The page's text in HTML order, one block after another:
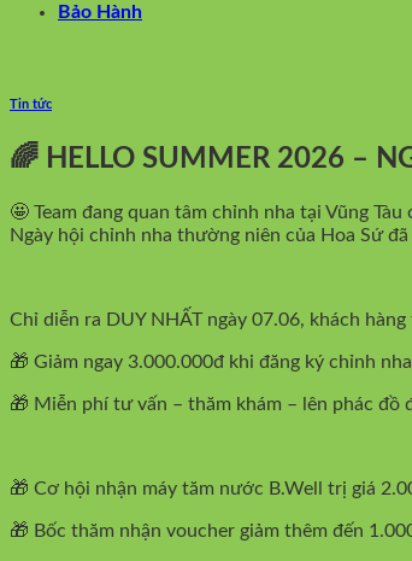
Bảo Hành
Tin tức
🌈 HELLO SUMMER 2026 –
🤩 Team đang quan tâm chỉnh nha tại Vũng Tàu
Ngày hội chỉnh nha thường niên của Hoa Sứ
Chỉ diễn ra DUY NHẤT ngày 07.06, khách
🎁 Giảm ngay 3.000.000đ khi đăng ký chỉnh
🎁 Miễn phí tư vấn – thăm khám – lên phác đồ
🎁 Cơ hội nhận máy tăm nước B.Well trị giá
🎁 Bốc thăm nhận voucher giảm thêm đến